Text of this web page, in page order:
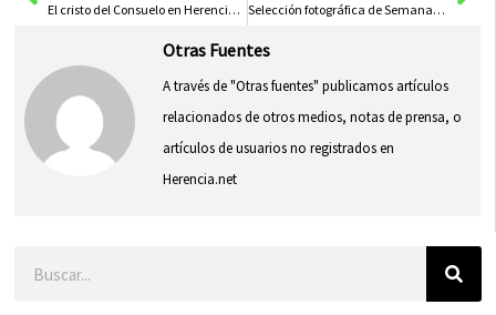
El cristo del Consuelo en Herencia. Historia y culto de un Ecce-Homo Selección fotográfica de Semana Santa 2008
Otras Fuentes
A través de "Otras fuentes" publicamos artículos
relacionados de otros medios, notas de prensa, o
artículos de usuarios no registrados en
Herencia.net